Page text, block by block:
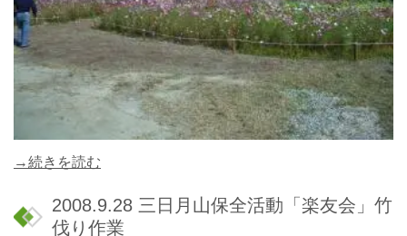
→続きを読む
2008.9.28 三日月山保全活動「楽友会」竹
伐り作業